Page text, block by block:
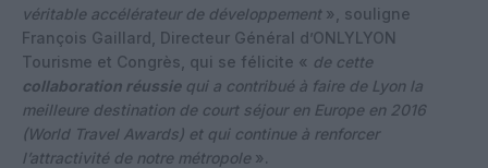
véritable accélérateur de développement », souligne
François Gaillard, Directeur Général d’ONLYLYON
Tourisme et Congrès, qui se félicite « de cette
collaboration réussiequi a contribué à faire de Lyon la
meilleure destination de court séjour en Europe en 2016
(World Travel Awards) et qui continue à renforcer
l’attractivité de notre métropole ».